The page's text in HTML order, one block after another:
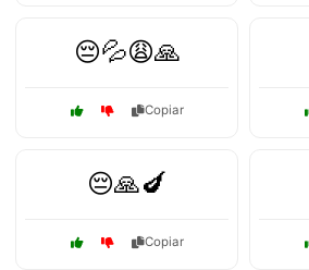
😔💦😩🙏
Copiar
😔🙏🍆
Copiar